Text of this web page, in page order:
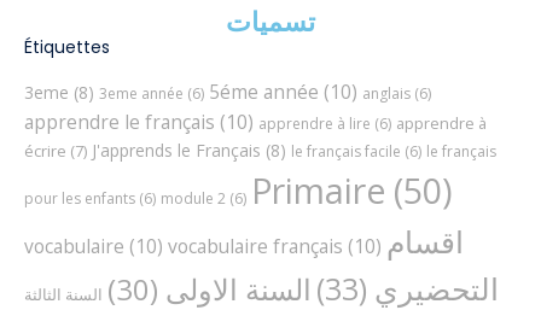
تسميات
Étiquettes
3eme (8) 3eme année (6) 5éme année (10) anglais (6)
apprendre le français (10) apprendre à lire (6) apprendre à
écrire (7) J'apprends le Français (8) le français facile (6) le français
pour les enfants (6) module 2 (6) Primaire (50)
vocabulaire (10) vocabulaire français (10) اقسام
التحضيري (33) السنة الاولى (30)
السنة الثالثة